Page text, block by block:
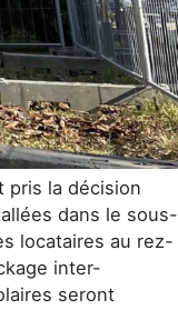
pris la décision
dans le sous-
locataires au rez-
inter-
seront